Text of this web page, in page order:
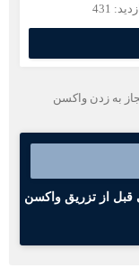
واکسن
تزریق واکسن